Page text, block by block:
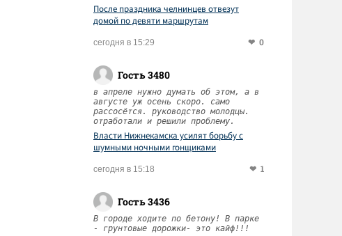
После праздника челнинцев отвезут
домой по девяти маршрутам
сегодня в 15:29 0
Гость 3480
в апреле нужно думать об этом, а в
августе уж осень скоро. само
рассосётся. руководство молодцы.
отработали и решили проблему.
Власти Нижнекамска усилят борьбу с
шумными ночными гонщиками
сегодня в 15:18 1
Гость 3436
В городе ходите по бетону! В парке
- грунтовые дорожки- это кайф!!!